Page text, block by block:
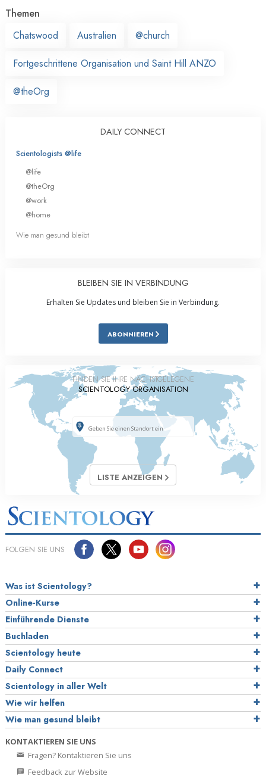
Themen
Chatswood
Australien @church
Fortgeschrittene Organisation und Saint Hill ANZO
@theOrg
DAILY CONNECT
Scientologists @life
@life
@theOrg
@work
@home
Wie man gesund bleibt
BLEIBEN SIE IN VERBINDUNG
Erhalten Sie Updates und bleiben Sie in Verbindung.
ABONNIEREN
FINDEN SIE IHRE NÄCHSTGELEGENE
SCIENTOLOGY ORGANISATION
LISTE ANZEIGEN
FOLGEN SIE UNS
Was ist Scientology?
Online-Kurse
Einführende Dienste
Buchladen
Scientology heute
Daily Connect
Scientology in aller Welt
Wie wir helfen
Wie man gesund bleibt
KONTAKTIEREN SIE UNS
Fragen? Kontaktieren Sie uns
Feedback zur Website